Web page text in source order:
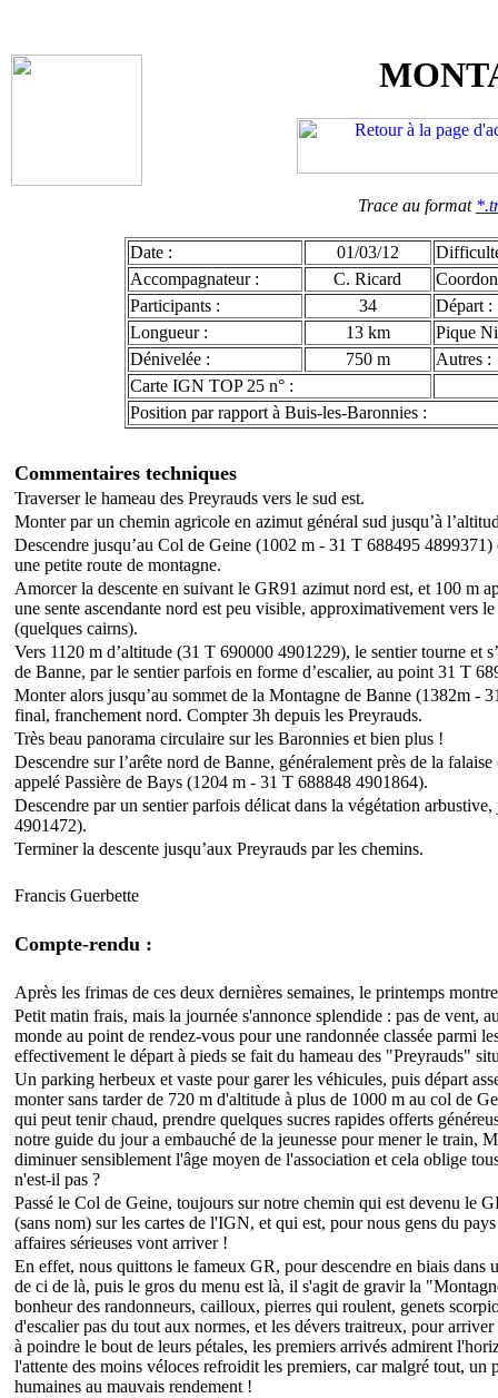
Trace au format
Date : 01/03/12
Accompagnateur :
C. Ricard
Participants :
34
Départ :
Longueur :
13 km
Pique
Dénivelée :
750 m
Autres :
Carte IGN TOP 25 n° :
Position par rapport à Buis-les-Baronnies :
Commentaires techniques
Traverser le hameau des Preyrauds vers le sud est.
Monter par un chemin agricole en azimut général sud jusqu’à
Descendre jusqu’au Col de Geine (1002 m - 31 T 688495
une petite route de montagne.
Amorcer la descente en suivant le GR91 azimut nord est, et 100 m
une sente ascendante nord est peu visible, approximativement
(quelques cairns).
Vers 1120 m d’altitude (31 T 690000 4901229), le sentier tourne et
de Banne, par le sentier parfois en forme d’escalier, au point 31 T
Monter alors jusqu’au sommet de la Montagne de Banne (1382m -
final, franchement nord. Compter 3h depuis les Preyrauds.
Très beau panorama circulaire sur les Baronnies et bien plus !
Descendre sur l’arête nord de Banne, généralement près de la
appelé Passière de Bays (1204 m - 31 T 688848 4901864).
Descendre par un sentier parfois délicat dans la végétation
4901472).
Terminer la descente jusqu’aux Preyrauds par les chemins.
Francis Guerbette
Compte-rendu :
Après les frimas de ces deux dernières semaines, le printemps
Petit matin frais, mais la journée s'annonce splendide : pas de vent,
monde au point de rendez-vous pour une randonnée classée parmi
effectivement le départ à pieds se fait du hameau des "Preyrauds"
Un parking herbeux et vaste pour garer les véhicules, puis départ
monter sans tarder de 720 m d'altitude à plus de 1000 m au col de
qui peut tenir chaud, prendre quelques sucres rapides offerts
notre guide du jour a embauché de la jeunesse pour mener le train,
diminuer sensiblement l'âge moyen de l'association et cela oblige
n'est-il pas ?
Passé le Col de Geine, toujours sur notre chemin qui est devenu le
(sans nom) sur les cartes de l'IGN, et qui est, pour nous gens du
affaires sérieuses vont arriver !
En effet, nous quittons le fameux GR, pour descendre en biais dans
de ci de là, puis le gros du menu est là, il s'agit de gravir la
bonheur des randonneurs, cailloux, pierres qui roulent, genets
d'escalier pas du tout aux normes, et les dévers traitreux, pour
à poindre le bout de leurs pétales, les premiers arrivés admirent
l'attente des moins véloces refroidit les premiers, car malgré tout,
humaines au mauvais rendement !